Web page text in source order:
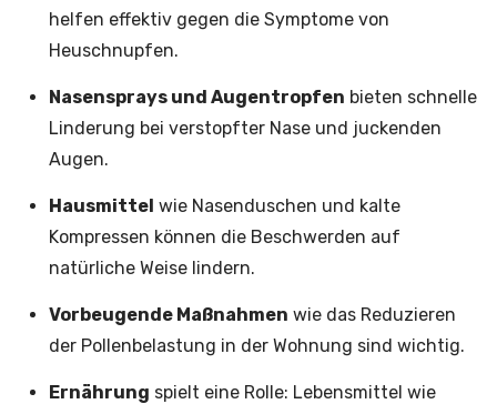
helfen effektiv gegen die Symptome von
Heuschnupfen.
Nasensprays und Augentropfen bieten schnelle
Linderung bei verstopfter Nase und juckenden
Augen.
Hausmittel wie Nasenduschen und kalte
Kompressen können die Beschwerden auf
natürliche Weise lindern.
Vorbeugende Maßnahmen wie das Reduzieren
der Pollenbelastung in der Wohnung sind wichtig.
Ernährung spielt eine Rolle: Lebensmittel wie